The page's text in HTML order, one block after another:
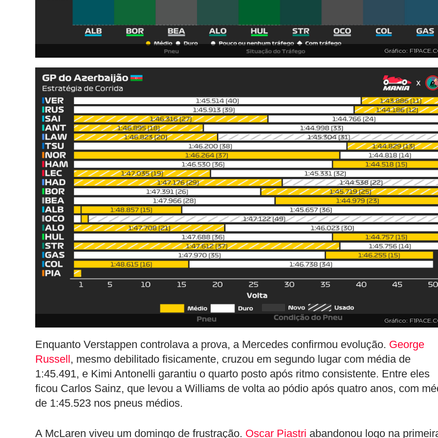
Gráfico:
Gráfico:
Enquanto Verstappen controlava a prova, a Mercedes confirmou evolução. George
Russell, mesmo debilitado fisicamente, cruzou em segundo lugar com média de
1:45.491, e Kimi Antonelli garantiu o quarto posto após ritmo consistente. Entre eles
ficou Carlos Sainz, que levou a Williams de volta ao pódio após quatro anos, com
de 1:45.523 nos pneus médios.
A McLaren viveu um domingo de frustração. Oscar Piastri abandonou logo na